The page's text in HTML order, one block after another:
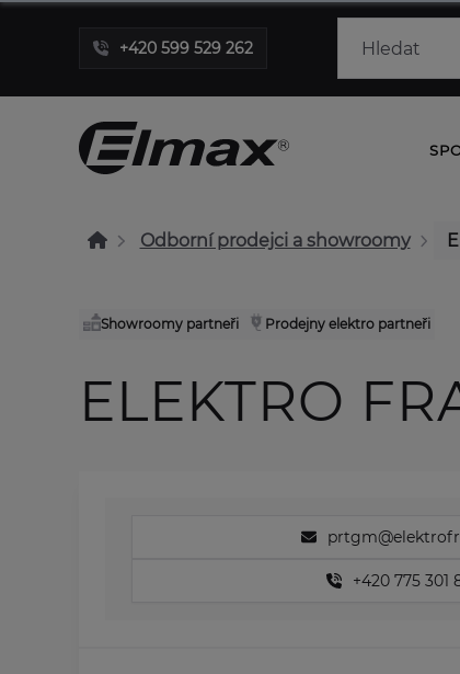
+420 599 529 262
Odborní prodejci a showroomy
Showroomy partneři Prodejny elektro partneři
ELEKTRO
+420 775 301